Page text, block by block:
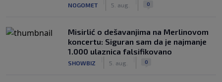
NOGOMET 5. aug. 0
Misirlić o dešavanjima na Merlinovom
koncertu: Siguran sam da je najmanje
1.000 ulaznica falsifikovano
SHOWBIZ 5. aug. 0